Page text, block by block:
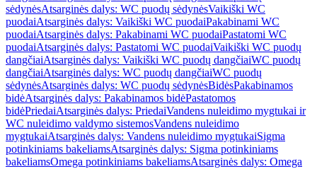
sėdynėsAtsarginės dalys: WC puodų sėdynėsVaikiški WC
puodaiAtsarginės dalys: Vaikiški WC puodaiPakabinami WC
puodaiAtsarginės dalys: Pakabinami WC puodaiPastatomi WC
puodaiAtsarginės dalys: Pastatomi WC puodaiVaikiški WC puodų
dangčiaiAtsarginės dalys: Vaikiški WC puodų dangčiaiWC puodų
dangčiaiAtsarginės dalys: WC puodų dangčiaiWC puodų
sėdynėsAtsarginės dalys: WC puodų sėdynėsBidėsPakabinamos
bidėAtsarginės dalys: Pakabinamos bidėPastatomos
bidėPriedaiAtsarginės dalys: PriedaiVandens nuleidimo mygtukai ir
WC nuleidimo valdymo sistemosVandens nuleidimo
mygtukaiAtsarginės dalys: Vandens nuleidimo mygtukaiSigma
potinkiniams bakeliamsAtsarginės dalys: Sigma potinkiniams
bakeliamsOmega potinkiniams bakeliamsAtsarginės dalys: Omega